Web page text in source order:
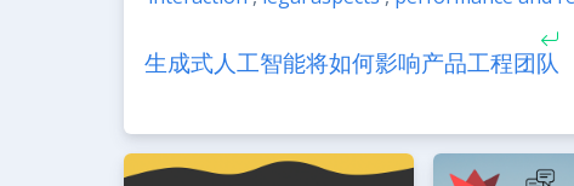
生成式人工智能将如何影响产品工程团队